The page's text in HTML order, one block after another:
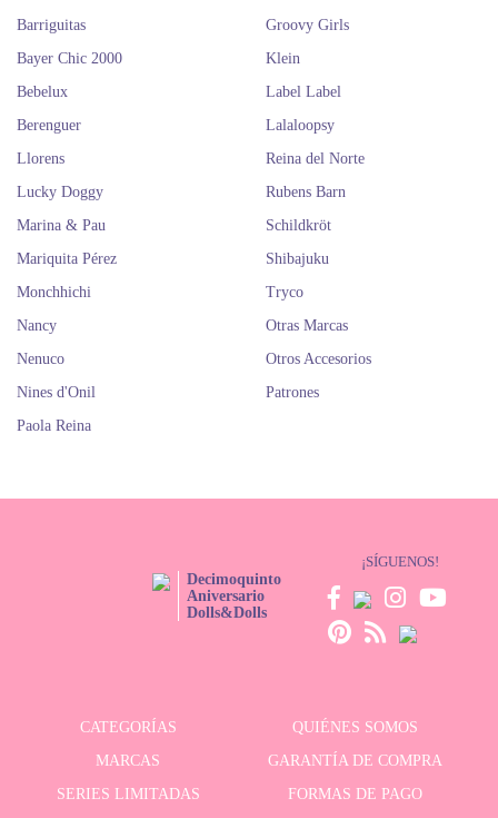
Barriguitas
Bayer Chic 2000
Bebelux
Berenguer
Groovy Girls
Klein
Label Label
Lalaloopsy
Llorens
Lucky Doggy
Marina & Pau
Mariquita Pérez
Monchhichi
Nancy
Nenuco
Nines d'Onil
Paola Reina
Reina del Norte
Rubens Barn
Schildkröt
Shibajuku
Tryco
Otras Marcas
Otros Accesorios
Patrones
Decimoquinto
Aniversario
Dolls&Dolls
¡SÍGUENOS!
CATEGORÍAS
QUIÉNES SOMOS
MARCAS
GARANTÍA DE COMPRA
SERIES LIMITADAS
FORMAS DE PAGO